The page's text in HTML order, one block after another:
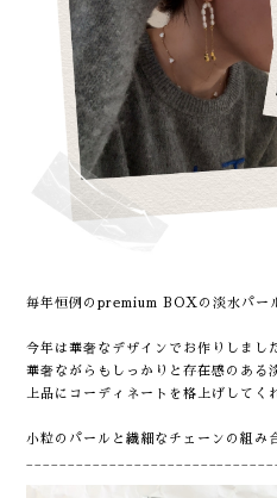
毎年恒例のpremium BOXの淡水パー
今年は華奢なデザインでお作りしまし
華奢ながらもしっかりと存在感のある
上品にコーディネートを格上げしてく
小粒のパールと繊細なチェーンの組み